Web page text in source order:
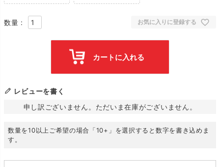
お気に入りに登録する
カートに入れる
レビューを書く
申し訳ございません。ただいま在庫がございません。
数量を10以上ご希望の場合「10+」を選択すると数字を書き込めま
す。